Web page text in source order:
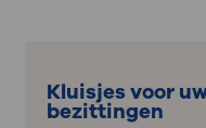
Kluisjes voor
bezittingen